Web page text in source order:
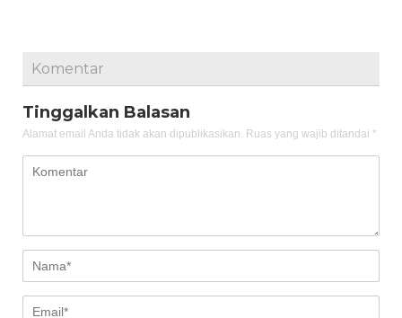
Komentar
Tinggalkan Balasan
Alamat email Anda tidak akan dipublikasikan. Ruas yang wajib ditandai *